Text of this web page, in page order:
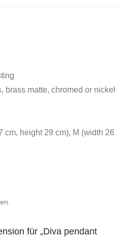
brass matte, chromed or nickel
cm, height 29 cm), M (width 26
für „Diva pendant